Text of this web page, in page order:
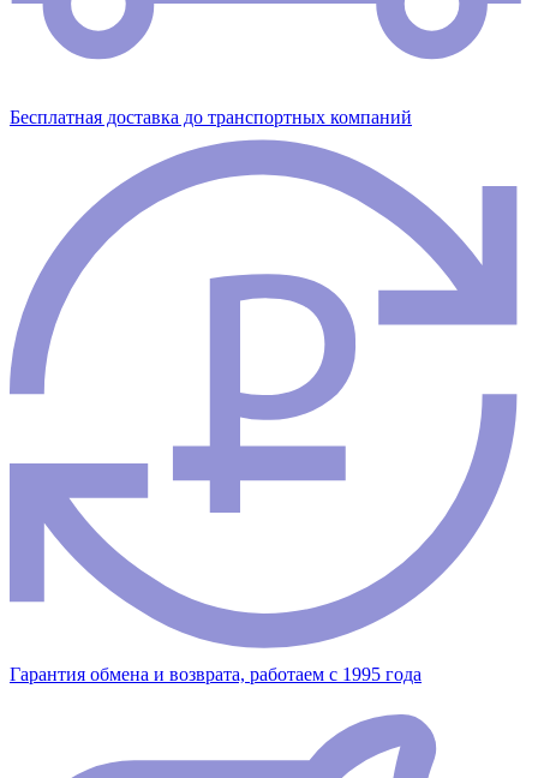
Бесплатная доставка до транспортных компаний
Гарантия обмена и возврата, работаем с 1995 года